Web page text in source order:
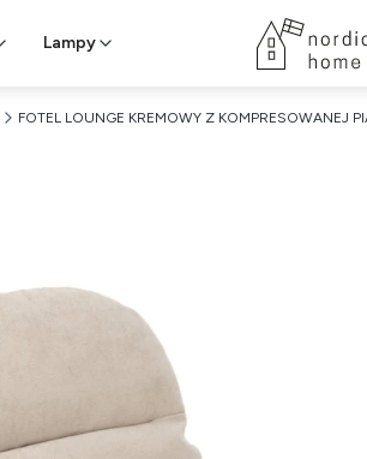
Lampy
FOTEL LOUNGE KREMOWY Z KOMPRESOWANEJ